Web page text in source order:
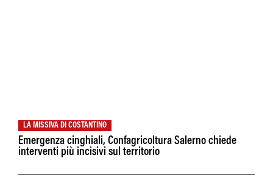
LA MISSIVA DI COSTANTINO
Emergenza cinghiali, Confagricoltura Salerno chiede
interventi più incisivi sul territorio